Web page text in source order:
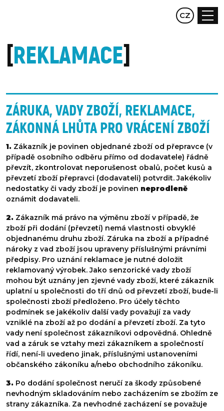
EN DE
CZ
REKLAMACE
ZÁRUKA, VADY ZBOŽÍ, REKLAMACE,
ZÁKONNÁ LHŮTA PRO VRÁCENÍ ZBOŽÍ
1. Zákazník je povinen objednané zboží od přepravce (v
případě osobního odběru přímo od dodavatele) řádně
převzít, zkontrolovat neporušenost obalů, počet kusů a
převzetí zboží přepravci (dodavateli) potvrdit. Jakékoliv
nedostatky či vady zboží je povinen neprodleně
oznámit dodavateli.
2. Zákazník má právo na výměnu zboží v případě, že
zboží při dodání (převzetí) nemá vlastnosti obvyklé
objednanému druhu zboží. Záruka na zboží a případné
nároky z vad zboží jsou upraveny příslušnými právními
předpisy. Pro uznání reklamace je nutné doložit
reklamovaný výrobek. Jako senzorické vady zboží
mohou být uznány jen zjevné vady zboží, které zákazník
uplatní u společnosti do tří dnů od převzetí zboží, bude-li
společnosti zboží předloženo. Pro účely těchto
podmínek se jakékoliv další vady považují za vady
vzniklé na zboží až po dodání a převzetí zboží. Za tyto
vady není společnost zákazníkovi odpovědná. Ohledně
vad a záruk se vztahy mezi zákazníkem a společností
řídí, není-li uvedeno jinak, příslušnými ustanoveními
občanského zákoníku a/nebo obchodního zákoníku.
3. Po dodání společnost neručí za škody způsobené
nevhodným skladováním nebo zacházením se zbožím ze
strany zákazníka. Za nevhodné zacházení se považuje